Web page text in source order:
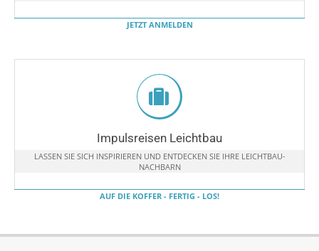
JETZT ANMELDEN
Impulsreisen Leichtbau
LASSEN SIE SICH INSPIRIEREN UND ENTDECKEN SIE IHRE LEICHTBAU-
NACHBARN
AUF DIE KOFFER - FERTIG - LOS!